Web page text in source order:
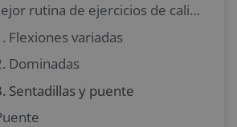
La mejor rutina de ejercicios de calistenia en casa
Flexiones variadas
Dominadas
Sentadillas y puente